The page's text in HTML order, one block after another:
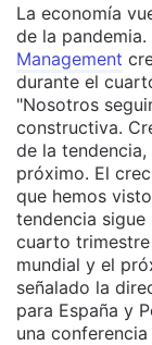
La economía
de la
Management
durante el
"Nosotros
constructiva.
de la
próximo. El
que hemos
tendencia
cuarto
mundial y el
señalado la
para España y
una